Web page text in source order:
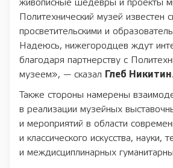
живописные шедевры и проекты
Политехнический музей известен
просветительскими и
Надеюсь, нижегородцев ждут
благодаря партнерству с
музеем», — сказал
Глеб Никитин.
Также стороны намерены
в реализации музейных
и мероприятий в области
и классического искусства, науки,
и междисциплинарных